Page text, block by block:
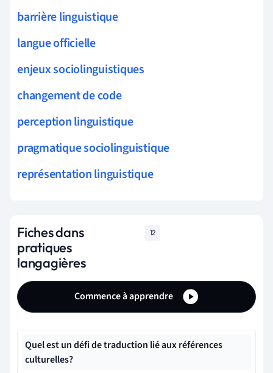
barrière linguistique
langue officielle
enjeux sociolinguistiques
changement de code
perception linguistique
pragmatique sociolinguistique
représentation linguistique
Fiches dans
pratiques
langagières
12
Commence à apprendre
Quel est un défi de traduction lié aux références
culturelles?